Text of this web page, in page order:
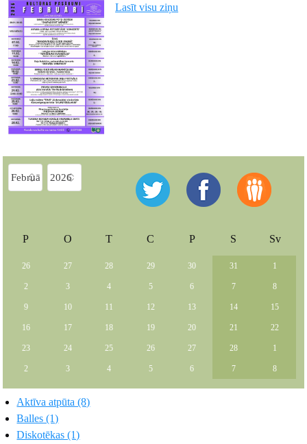
Lasīt visu ziņu
P O T C P S Sv
26 27 28 29 30 31 1
2 3 4 5 6 7 8
9 10 11 12 13 14 15
16 17 18 19 20 21 22
23 24 25 26 27 28 1
2 3 4 5 6 7 8
Aktīva atpūta (8)
Balles (1)
Diskotēkas (1)